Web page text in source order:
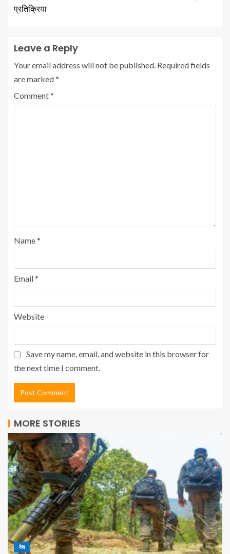
प्रतिक्रिया
Leave a Reply
Your email address will not be published. Required fields
are marked*
Comment*
Name*
Email*
Website
Save my name, email, and website in this browser for
the next time I comment.
MORE STORIES
देश